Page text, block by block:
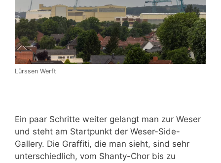
Lürssen Werft
Ein paar Schritte weiter gelangt man zur Weser
und steht am Startpunkt der Weser-Side-
Gallery. Die Graffiti, die man sieht, sind sehr
unterschiedlich, vom Shanty-Chor bis zu